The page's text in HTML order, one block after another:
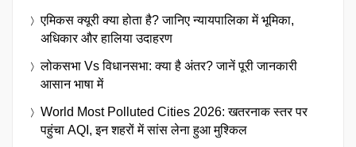
एमिकस क्यूरी क्या होता है? जानिए न्यायपालिका में भूमिका,
अधिकार और हालिया उदाहरण
लोकसभा Vs विधानसभा: क्या है अंतर? जानें पूरी जानकारी
आसान भाषा में
World Most Polluted Cities 2026: खतरनाक स्तर पर
पहुंचा AQI, इन शहरों में सांस लेना हुआ मुश्किल